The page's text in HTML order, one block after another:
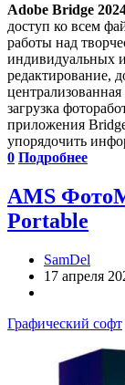
Adobe Bridge
доступ ко всем
работы над
индивидуальных
редактирование,
загрузка
приложения
упорядочить
0 Подробнее
AMS
Portable
SamDel
17 апреля
Графический софт